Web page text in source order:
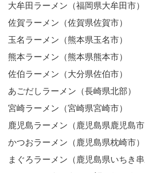
大牟田ラーメン（福岡県大牟田市）
佐賀ラーメン（佐賀県佐賀市）
玉名ラーメン（熊本県玉名市）
熊本ラーメン（熊本県熊本市）
佐伯ラーメン（大分県佐伯市）
あごだしラーメン（長崎県北部）
宮崎ラーメン（宮崎県宮崎市）
鹿児島ラーメン（鹿児島県鹿児島市
かつおラーメン（鹿児島県枕崎市）
まぐろラーメン（鹿児島県いちき串